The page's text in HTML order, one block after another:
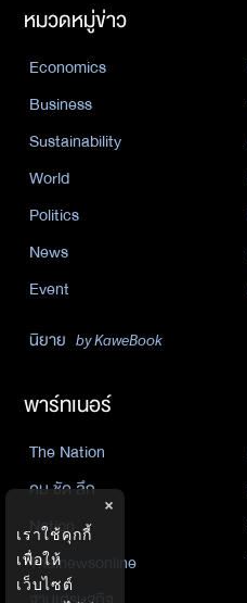
หมวดหมู่ข่าว
Economics
Business
Sustainability
World
Politics
News
Event
นิยาย by KaweBook
พาร์ทเนอร์
The Nation
คม ชัด ลึก
Nation
Thainewsonline
×
เราใช้คุกกี้
เพื่อให้
เว็บไซต์